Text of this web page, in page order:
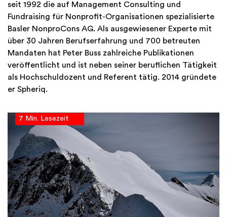
seit 1992 die auf Management Consulting und
Fundraising für Nonprofit-Organisationen spezialisierte
Basler NonproCons AG. Als ausgewiesener Experte mit
über 30 Jahren Berufserfahrung und 700 betreuten
Mandaten hat Peter Buss zahlreiche Publikationen
veröffentlicht und ist neben seiner beruflichen Tätigkeit
als Hochschuldozent und Referent tätig. 2014 gründete
er Spheriq.
7 Min. Lesezeit